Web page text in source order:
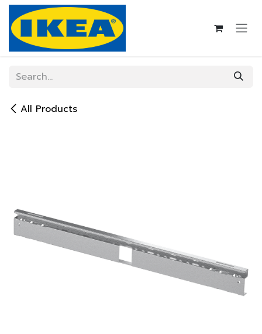
Skip to Content
All Products